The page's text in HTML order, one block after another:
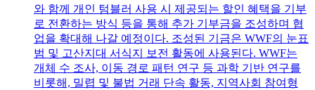
와 함께 개인 텀블러 사용 시 제공되는 할인 혜택을 기부
로 전환하는 방식 등을 통해 추가 기부금을 조성하며 협
업을 확대해 나갈 예정이다. 조성된 기금은 WWF의 눈표
범 및 고산지대 서식지 보전 활동에 사용된다. WWF는
개체 수 조사, 이동 경로 패턴 연구 등 과학 기반 연구를
비롯해, 밀렵 및 불법 거래 단속 활동, 지역사회 참여형